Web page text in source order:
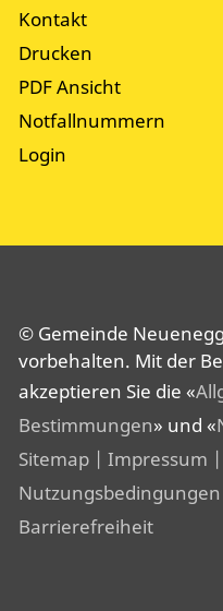
Kontakt
Drucken
PDF Ansicht
Notfallnummern
Login
© Gemeinde
vorbehalten. Mit der
akzeptieren Sie die «
Bestimmungen» und «
Sitemap | Impressum
Nutzungsbedingungen
Barrierefreiheit